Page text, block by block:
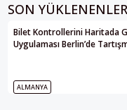
SON YÜKLENENLER
Bilet Kontrollerini Haritada
Uygulaması Berlin’de
ALMANYA